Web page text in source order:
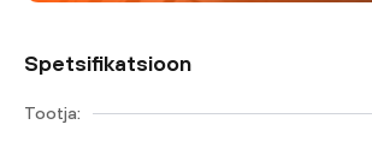
Spetsifikatsioon
Tootja: